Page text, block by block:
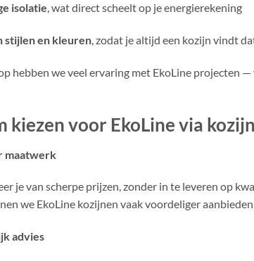
isolatie, wat direct scheelt op je energierekening
stijlen en kleuren, zodat je altijd een kozijn vindt
hebben we veel ervaring met EkoLine projecten
kiezen voor EkoLine via
maatwerk
je van scherpe prijzen, zonder in te leveren op
we EkoLine kozijnen vaak voordeliger
advies